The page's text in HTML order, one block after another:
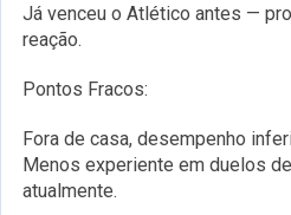
Já venceu o Atlético antes —
reação.
Pontos Fracos:
Fora de casa, desempenho
Menos experiente em duelos
atualmente.